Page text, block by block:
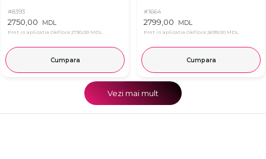
#8393
2750,00 MDL
Pret in aplicatia OkFlora 2730,00 MDL
Cumpara
#1664
2799,00 MDL
Pret in aplicatia OkFlora 2699,00 MDL
Cumpara
Vezi mai mult